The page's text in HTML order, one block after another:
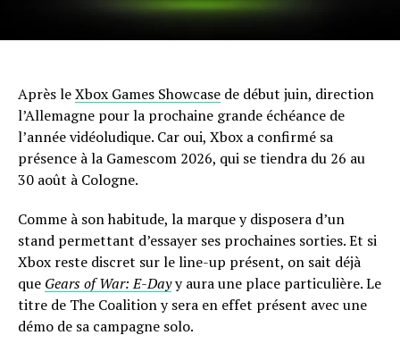
Après leXbox Games Showcase de début juin, direction
l’Allemagne pour la prochaine grande échéance de
l’année vidéoludique. Car oui, Xbox a confirmé sa
présence à la Gamescom 2026, qui se tiendra du 26 au
30 août à Cologne.
Comme à son habitude, la marque y disposera d’un
stand permettant d’essayer ses prochaines sorties. Et si
Xbox reste discret sur le line-up présent, on sait déjà
que Gears of War: E-Dayy aura une place particulière. Le
titre de The Coalition y sera en effet présent avec une
démo de sa campagne solo.